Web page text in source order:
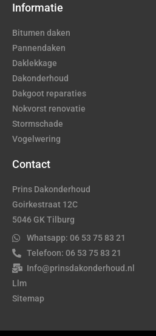
Informatie
Bitumen daken
Pannendaken
Daklekkage
Dakonderhoud
Dakgoot reparaties
Nokvorst renovatie
Stormschade
Vogelwering
Contact
Prins Dakonderhoud
Goirkestraat 12C
5046 GK Tilburg
Whatsapp: 06 53 75 83 21
Telefoon: 06 53 75 83 21
Info@prinsdakonderhoud.nl
Llm
Sitemap